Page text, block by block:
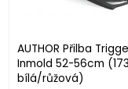
AUTHOR Přilba
Inmold 52-56cm (173
bílá/růžová)